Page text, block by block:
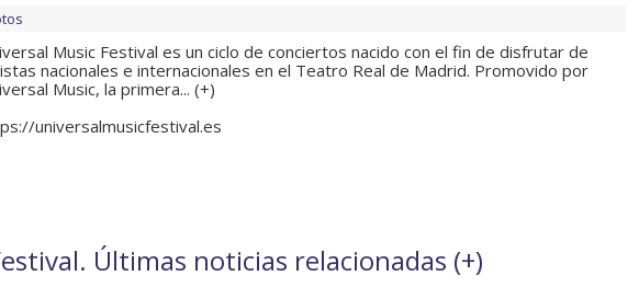
Music Festival es un ciclo de conciertos nacido con el fin de disfrutar de
nacionales e internacionales en el Teatro Real de Madrid. Promovido por
Music, la primera... (+)
universalmusicfestival.es
Últimas noticias relacionadas (+)